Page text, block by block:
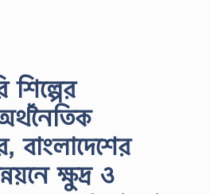
শিল্পের
ক্ষুদ্র ও